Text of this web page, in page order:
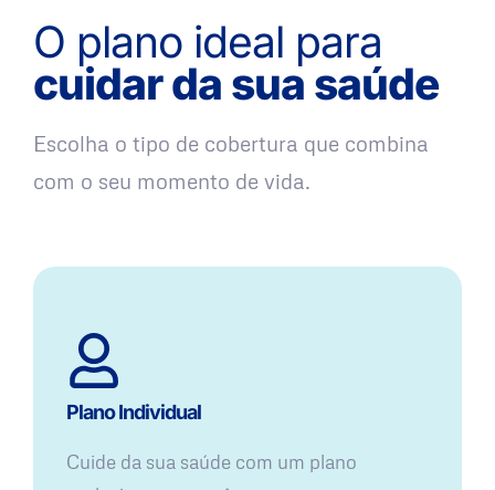
O plano ideal para
cuidar da sua saúde
Escolha o tipo de cobertura que combina
com o seu momento de vida.
Plano Individual
Cuide da sua saúde com um plano